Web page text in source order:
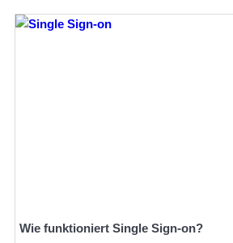
Wie funktioniert Single Sign-on?